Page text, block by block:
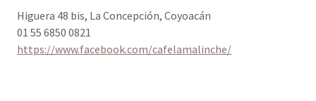
Higuera 48 bis, La Concepción, Coyoacán
01 55 6850 0821
https://www.facebook.com/cafelamalinche/